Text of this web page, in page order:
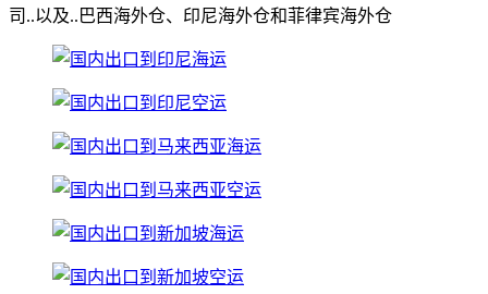
司..以及..巴西海外仓、印尼海外仓和菲律宾海外仓